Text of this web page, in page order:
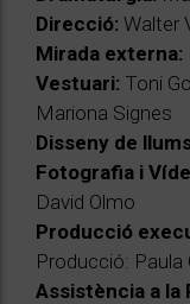
Direcció: Walter
Mirada externa:
Vestuari: Toni
Mariona Signes
Disseny de
Fotografia i
David Olmo
Producció
Producció: Paula
Assistència a la